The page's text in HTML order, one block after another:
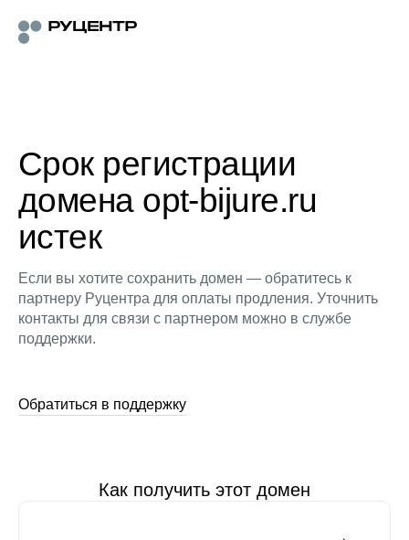
Срок регистрации
домена opt-bijure.ru
истек
Если вы хотите сохранить домен — обратитесь к
партнеру Руцентра для оплаты продления. Уточнить
контакты для связи с партнером можно в службе
поддержки.
Обратиться в поддержку
Как получить этот домен